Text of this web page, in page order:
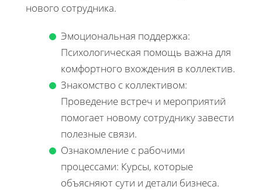
нового сотрудника.
Эмоциональная поддержка:
Психологическая помощь важна для
комфортного вхождения в коллектив.
Знакомство с коллективом:
Проведение встреч и мероприятий
помогает новому сотруднику завести
полезные связи.
Ознакомление с рабочими
процессами: Курсы, которые
объясняют сути и детали бизнеса.